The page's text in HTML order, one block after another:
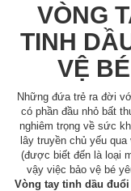
VÒNG
TINH
VỆ
Những đứa trẻ ra đời
có phần đầu nhỏ bất
nghiêm trọng về sức
lây truyền chủ yếu qua
(được biết đến là loại
vậy việc bảo vệ bé
Vòng tay tinh dầu